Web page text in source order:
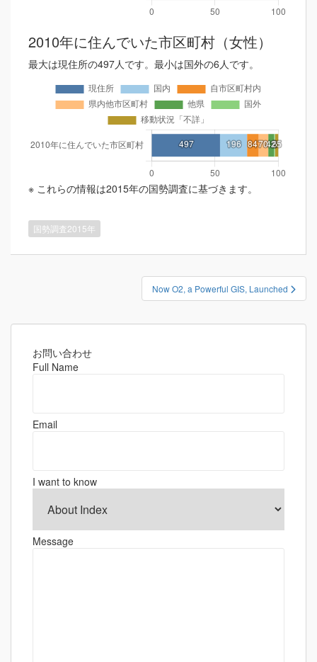
2010年に住んでいた市区町村（女性）
最大は現住所の497人です。最小は国外の6人です。
※ これらの情報は2015年の国勢調査に基づきます。
国勢調査2015年
ナ
Now O2, a Powerful GIS, Launched
お問い合わせ
Full Name
Email
I want to know
Message